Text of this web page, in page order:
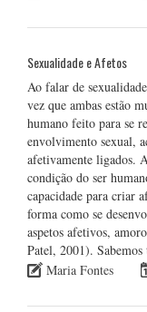
Sexualidade e Afetos
Ao falar de
vez que ambas estão
humano feito para se
envolvimento sexual,
afetivamente ligados.
condição do ser
capacidade para criar
forma como se
aspetos afetivos,
Patel, 2001).
Maria Fontes